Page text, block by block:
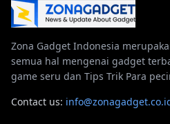
Zona Gadget Indonesia
semua hal mengenai gadget
game seru dan Tips Trik Para
Contact us: